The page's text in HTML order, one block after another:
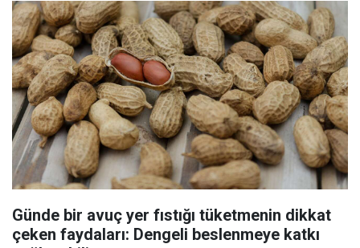
Günde bir avuç yer fıstığı tüketmenin dikkat
çeken faydaları: Dengeli beslenmeye katkı